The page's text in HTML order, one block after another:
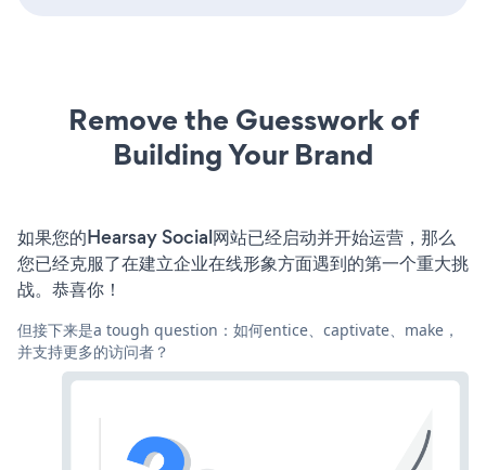
Remove the Guesswork of
Building Your Brand
如果您的Hearsay Social网站已经启动并开始运营，那么
您已经克服了在建立企业在线形象方面遇到的第一个重大挑
战。恭喜你！
但接下来是a tough question：如何entice、captivate、make，
并支持更多的访问者？